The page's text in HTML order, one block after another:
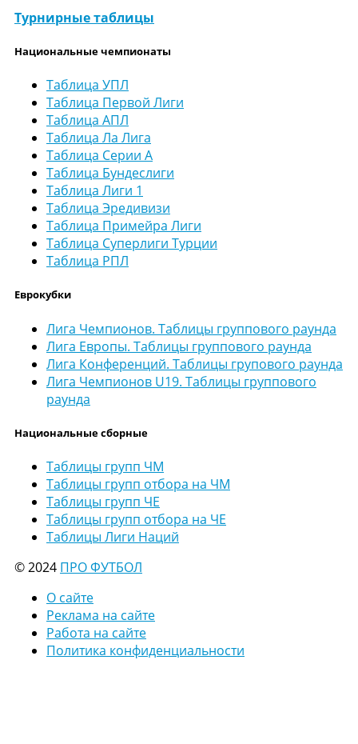
Турнирные таблицы
Национальные чемпионаты
Таблица УПЛ
Таблица Первой Лиги
Таблица АПЛ
Таблица Ла Лига
Таблица Серии А
Таблица Бундеслиги
Таблица Лиги 1
Таблица Эредивизи
Таблица Примейра Лиги
Таблица Суперлиги Турции
Таблица РПЛ
Еврокубки
Лига Чемпионов. Таблицы группового раунда
Лига Европы. Таблицы группового раунда
Лига Конференций. Таблицы групового раунда
Лига Чемпионов U19. Таблицы группового
раунда
Национальные сборные
Таблицы групп ЧМ
Таблицы групп отбора на ЧМ
Таблицы групп ЧЕ
Таблицы групп отбора на ЧЕ
Таблицы Лиги Наций
© 2024 ПРО ФУТБОЛ
О сайте
Реклама на сайте
Работа на сайте
Политика конфиденциальности